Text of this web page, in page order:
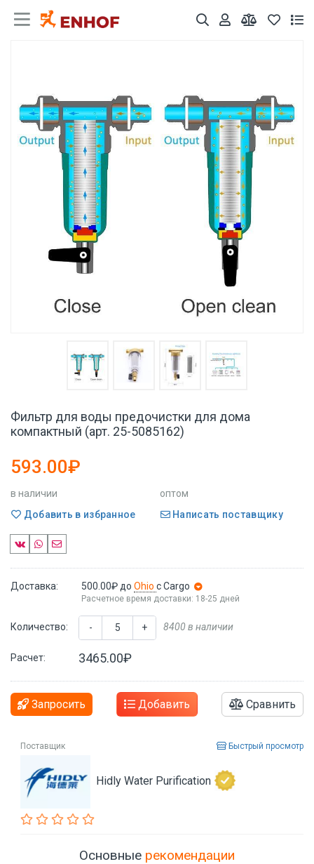
Фильтр для воды предочистки для дома
компактный (арт. 25-5085162)
593.00₽
в наличии
оптом
Добавить в избранное
Написать поставщику
Доставка: 500.00₽ до Ohio с Cargo
Расчетное время доставки: 18-25 дней
Количество: - + 8400 в наличии
Расчет: 3465.00₽
Запросить Добавить Сравнить
Поставщик Быстрый просмотр
Hidly Water Purification
Основные рекомендации